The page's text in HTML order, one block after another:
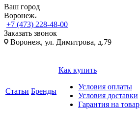
Ваш город
Воронеж
+7 (473) 228-48-00
Заказать звонок
Воронеж, ул. Димитрова, д.79
Статьи Бренды
Как купить
Условия оплаты
Условия доставки
Гарантия на товар